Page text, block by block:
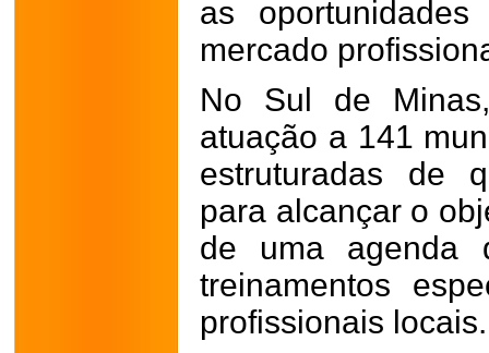
as
mercado
No Sul de
atuação a 141
estruturadas de
para alcançar o
de uma agenda
treinamentos
profissionais locais.